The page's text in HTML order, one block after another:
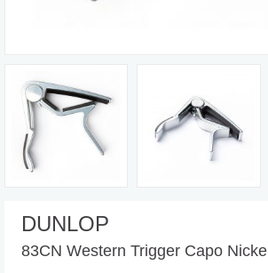
DUNLOP
83CN Western Trigger Capo Nickel